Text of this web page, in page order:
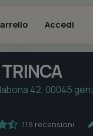
Accedi
42, 00045
116 recensioni